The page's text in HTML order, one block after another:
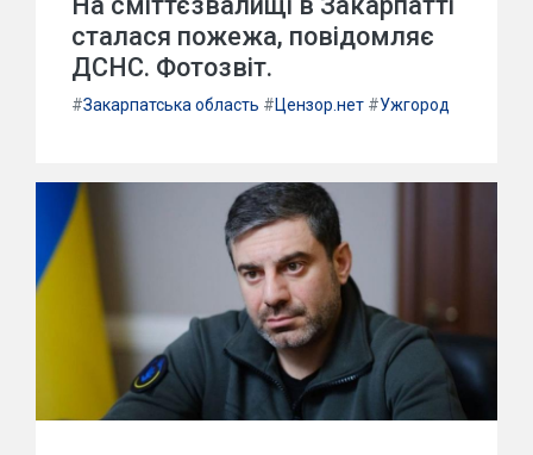
сталася пожежа, повідомляє
ДСНС. Фотозвіт.
#Закарпатська область #Цензор.нет #Ужгород